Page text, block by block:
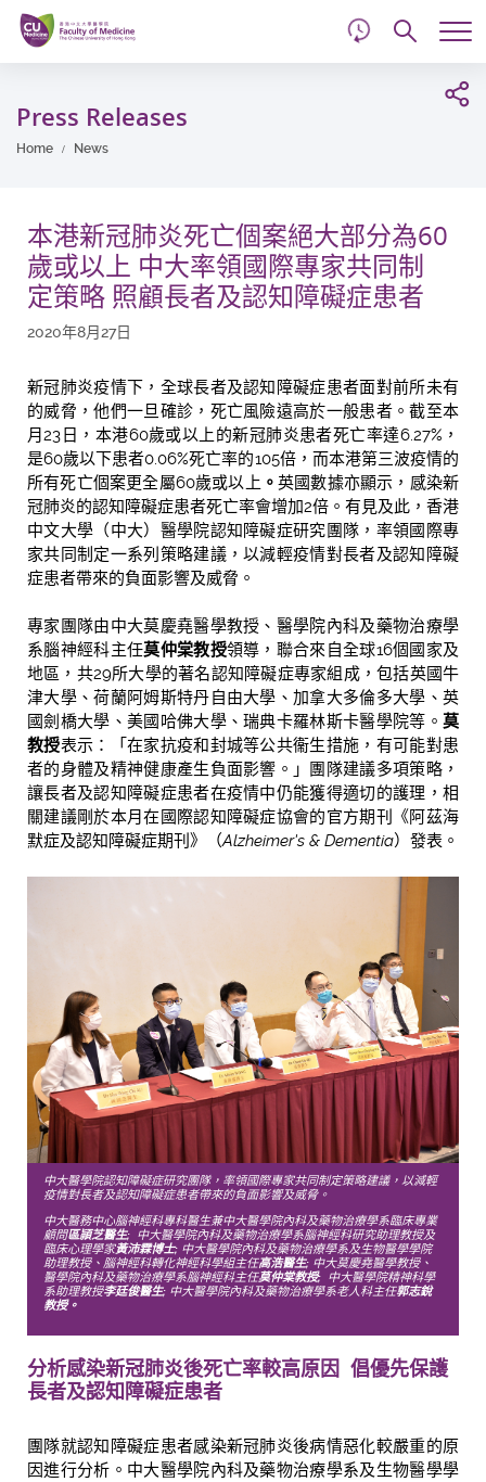
Skip
main
content
Press Releases
Home News
本港新冠肺炎死亡個案絕大部分為60
歲或以上 中大率領國際專家共同制
定策略 照顧長者及認知障礙症患者
2020年8月27日
新冠肺炎疫情下，全球長者及認知障礙症患者面對前所未有
的威脅，他們一旦確診，死亡風險遠高於一般患者。截至本
月23日，本港60歲或以上的新冠肺炎患者死亡率達6.27%，
是60歲以下患者0.06%死亡率的105倍，而本港第三波疫情的
所有死亡個案更全屬60歲或以上 。英國數據亦顯示，感染新
冠肺炎的認知障礙症患者死亡率會增加2倍。有見及此，香港
中文大學（中大）醫學院認知障礙症研究團隊，率領國際專
家共同制定一系列策略建議，以減輕疫情對長者及認知障礙
症患者帶來的負面影響及威脅。
專家團隊由中大莫慶堯醫學教授、醫學院內科及藥物治療學
系腦神經科主任莫仲棠教授領導，聯合來自全球16個國家及
地區，共29所大學的著名認知障礙症專家組成，包括英國牛
津大學、荷蘭阿姆斯特丹自由大學、加拿大多倫多大學、英
國劍橋大學、美國哈佛大學、瑞典卡羅林斯卡醫學院等。 莫
教授表示：「在家抗疫和封城等公共衞生措施，有可能對患
者的身體及精神健康產生負面影響。」團隊建議多項策略，
讓長者及認知障礙症患者在疫情中仍能獲得適切的護理，相
關建議剛於本月在國際認知障礙症協會的官方期刊《阿茲海
默症及認知障礙症期刊》（Alzheimer's & Dementia）發表。
中大醫學院認知障礙症研究團隊，率領國際專家共同制定策略建議，以減輕
疫情對長者及認知障礙症患者帶來的負面影響及威脅。
中大醫務中心腦神經科專科醫生兼中大醫學院內科及藥物治療學系臨床專業
顧問區頴芝醫生; 中大醫學院內科及藥物治療學系腦神經科研究助理教授及
臨床心理學家黃沛霖博士; 中大醫學院內科及藥物治療學系及生物醫學學院
助理教授、腦神經科轉化神經科學組主任高浩醫生; 中大莫慶堯醫學教授、
醫學院內科及藥物治療學系腦神經科主任莫仲棠教授; 中大醫學院精神科學
系助理教授李廷俊醫生; 中大醫學院內科及藥物治療學系老人科主任郭志銳
教授。
分析感染新冠肺炎後死亡率較高原因 倡優先保護
長者及認知障礙症患者
團隊就認知障礙症患者感染新冠肺炎後病情惡化較嚴重的原
因進行分析。中大醫學院內科及藥物治療學系及生物醫學學